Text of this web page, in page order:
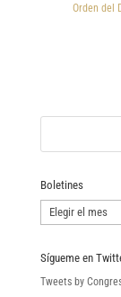
Orden del
Boletines
Boletines
Sígueme en
Tweets by